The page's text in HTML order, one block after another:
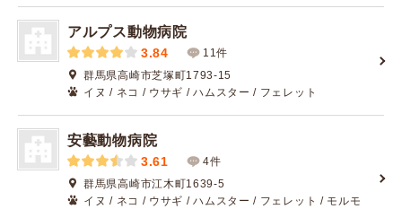
アルプス動物病院
3.84
11件
群馬県高崎市芝塚町1793-15
イヌ / ネコ / ウサギ / ハムスター / フェレット
安藝動物病院
3.61
4件
群馬県高崎市江木町1639-5
イヌ / ネコ / ウサギ / ハムスター / フェレット / モルモ